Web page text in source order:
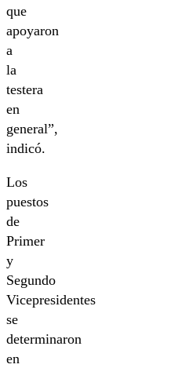
que
apoyaron
a
la
testera
en
general”,
indicó.
Los
puestos
de
Primer
y
Segundo
Vicepresidentes
se
determinaron
en